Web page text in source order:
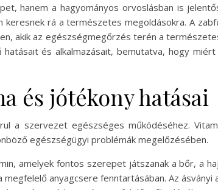
hanem a hagyományos orvoslásban is
rá a természetes megoldásokra. A
akik az egészségmegőrzés terén a
és alkalmazásait, bemutatva, hogy
és jótékony hatásai
a szervezet egészséges működéséhez.
egészségügyi problémák megelőzésében.
amelyek fontos szerepet játszanak a bőr, a
anyagcsere fenntartásában. Az ásványi